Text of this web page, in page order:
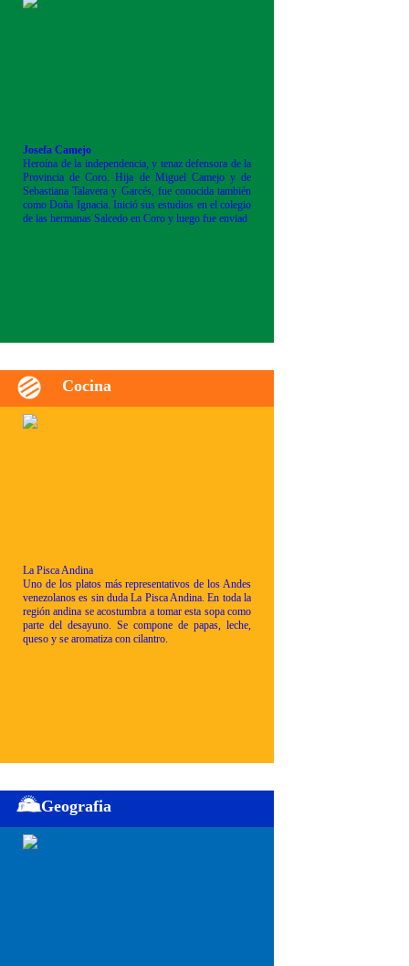
Josefa Camejo
Heroína de la independencia, y tenaz defensora de la
Provincia de Coro. Hija de Miguel Camejo y de
Sebastiana Talavera y Garcés, fue conocida también
como Doña Ignacia. Inició sus estudios en el colegio
de las hermanas Salcedo en Coro y luego fue enviad
Cocina
La Pisca Andina
Uno de los platos más representativos de los Andes
venezolanos es sin duda La Pisca Andina. En toda la
región andina se acostumbra a tomar esta sopa como
parte del desayuno. Se compone de papas, leche,
queso y se aromatiza con cilantro.
Geografia